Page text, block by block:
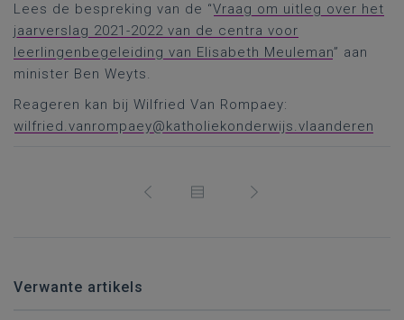
Lees de bespreking van de “Vraag om uitleg over het
jaarverslag 2021-2022 van de centra voor
leerlingenbegeleiding van Elisabeth Meuleman” aan
minister Ben Weyts.
Reageren kan bij Wilfried Van Rompaey:
wilfried.vanrompaey@katholiekonderwijs.vlaanderen
Verwante artikels